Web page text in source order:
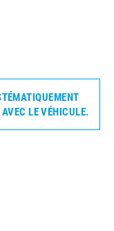
LE VÉHICULE.